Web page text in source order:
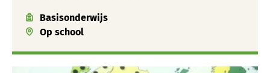
Basisonderwijs
Op school